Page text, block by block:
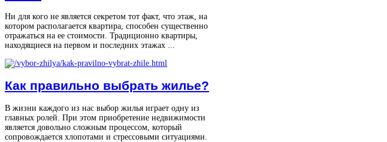
Ни для кого не является секретом тот факт, что этаж, на
котором располагается квартира, способен существенно
отражаться на ее стоимости. Традиционно квартиры,
находящиеся на первом и последних этажах ...
Как правильно выбрать жилье?
В жизни каждого из нас выбор жилья играет одну из
главных ролей. При этом приобретение недвижимости
является довольно сложным процессом, который
сопровождается хлопотами и стрессовыми ситуациями.